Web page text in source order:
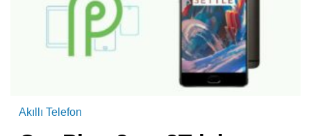
Akıllı Telefon